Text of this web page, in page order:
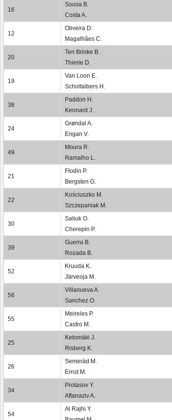
16
Sousa B.
Costa A.
12
Oliveira D.
Magalhães C.
20
Ten Brinke B.
Thierie D.
19
Van Loon E.
Scholtalbers H.
38
Paddon H.
Kennard J.
24
Grøndal A.
Engan V.
49
Moura R.
Ramalho L.
21
Flodin P.
Bergsten G.
22
Kościuszko M.
Szczepaniak M.
30
Saliuk O.
Cherepin P.
39
Guerra B.
Rozada B.
52
Kruuda K.
Järveoja M.
56
Villanueva A.
Sanchez O.
55
Meireles P.
Castro M.
25
Ketomäki J.
Risberg K.
26
Semerád M.
Ernst M.
34
Protasov Y.
Aftanaziv A.
54
Al Rajhi Y.